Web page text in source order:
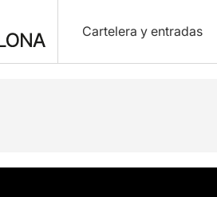
Cartelera y entradas
Ficha artística Fotos y vídeos